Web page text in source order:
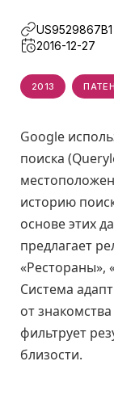
US9529867B1
2016-12-27
2013
Google
поиска
историю
основе этих
предлагает
«Рестораны»,
Система
от
фильтрует
близости.